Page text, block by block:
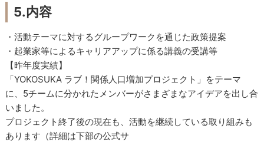
5.内容
・活動テーマに対するグループワークを通じた政策提案
・起業家等によるキャリアアップに係る講義の受講等
【昨年度実績】
「YOKOSUKA ラブ！関係人口増加プロジェクト」をテーマ
に、5チームに分かれたメンバーがさまざまなアイデアを出し合
いました。
プロジェクト終了後の現在も、活動を継続している取り組みも
あります（詳細は下部の公式サ